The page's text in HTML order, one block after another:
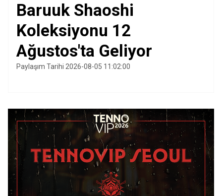
Baruuk Shaoshi
Koleksiyonu 12
Ağustos'ta Geliyor
Paylaşım Tarihi 2026-08-05 11:02:00